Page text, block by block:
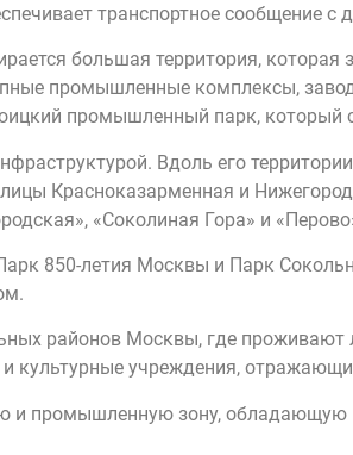
транспортное сообщение с
большая территория,
промышленные комплексы,
промышленный парк, который
Вдоль его
Красноказарменная и
«Соколиная Гора» и
850-летия Москвы и Парк
районов Москвы, где проживают
учреждения,
и промышленную зону, обладающую